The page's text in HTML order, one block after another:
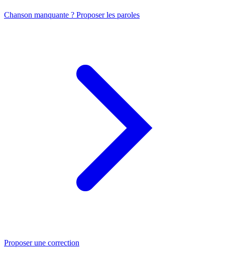
Chanson manquante ? Proposer les paroles
Proposer une correction